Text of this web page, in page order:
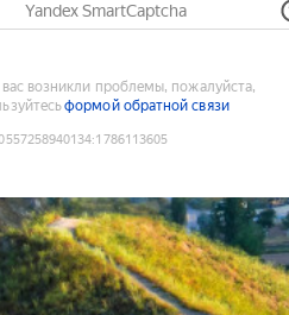
Yandex SmartCaptcha
вас возникли проблемы, пожалуйста,
формой обратной связи
:1786113605